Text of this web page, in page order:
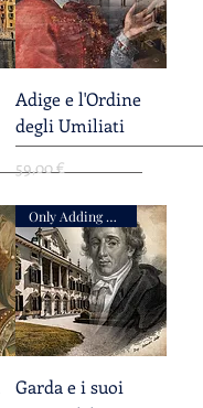
Adige e l'Ordine
degli Umiliati
Prezzo
59,00 €
Only Adding Accompaniment
Garda e i suoi